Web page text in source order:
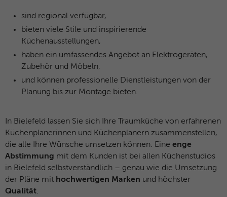
sind regional verfügbar,
bieten viele Stile und inspirierende
Küchenausstellungen,
haben ein umfassendes Angebot an Elektrogeräten,
Zubehör und Möbeln,
und können professionelle Dienstleistungen von der
Planung bis zur Montage bieten.
In Bielefeld lassen Sie sich Ihre Traumküche von erfahrenen
Küchenplanerinnen und Küchenplanern zusammenstellen,
die alle Ihre Wünsche umsetzen können. Eine enge
Abstimmung mit dem Kunden ist bei allen Küchenstudios
in Bielefeld selbstverständlich – genau wie die Umsetzung
der Pläne mit hochwertigen Marken und höchster
Qualität.